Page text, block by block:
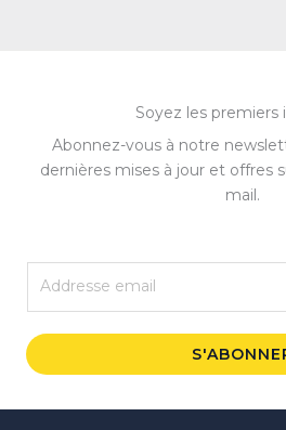
Soyez les premiers
Abonnez-vous à notre
dernières mises à jour et offres
mail.
m
i
l